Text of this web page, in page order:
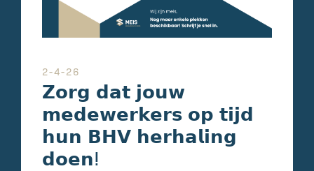
2-4-26
𝗭𝗼𝗿𝗴 𝗱𝗮𝘁 𝗷𝗼𝘂𝘄
𝗺𝗲𝗱𝗲𝘄𝗲𝗿𝗸𝗲𝗿𝘀 𝗼𝗽 𝘁𝗶𝗷𝗱
𝗵𝘂𝗻 𝗕𝗛𝗩 𝗵𝗲𝗿𝗵𝗮𝗹𝗶𝗻𝗴
𝗱𝗼𝗲𝗻ⵑ